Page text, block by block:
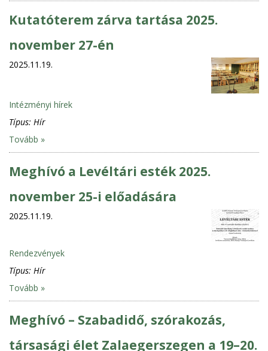
Kutatóterem zárva tartása 2025.
november 27-én
2025.11.19.
Intézményi hírek
Típus: Hír
Tovább »
Meghívó a Levéltári esték 2025.
november 25-i előadására
2025.11.19.
Rendezvények
Típus: Hír
Tovább »
Meghívó – Szabadidő, szórakozás,
társasági élet Zalaegerszegen a 19–20.